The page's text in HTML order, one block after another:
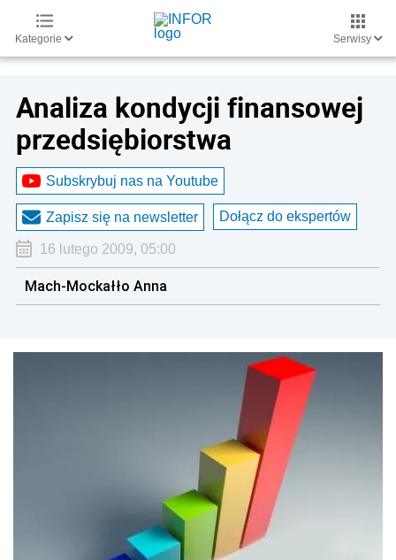
Kategorie Serwisy
Analiza kondycji finansowej
przedsiębiorstwa
Subskrybuj nas na Youtube
Zapisz się na newsletter Dołącz do ekspertów
16 lutego 2009, 05:00
Mach-Mockałło Anna